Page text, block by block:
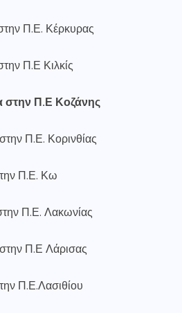
Π.Ε. Κέρκυρας
Π.Ε Κιλκίς
στην Π.Ε Κοζάνης
Π.Ε. Κορινθίας
Π.Ε. Κω
Π.Ε. Λακωνίας
Π.Ε Λάρισας
Π.Ε.Λασιθίου